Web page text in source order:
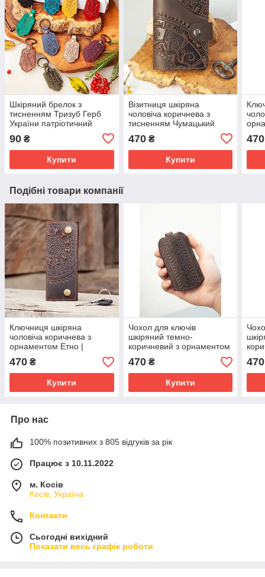
Шкіряний брелок з
тисненням Тризуб Герб
України патріотичний
90 ₴
Купити
Візитниця шкіряна
чоловіча коричнева з
тисненням Чумацький
картхолдер
470₴
Купити
для
470
Подібні товари компанії
Ключниця шкіряна
чоловіча коричнева з
орнаментом Етно |
Шкіряний чохол для
ключів
470 ₴
Купити
Чохол для ключів
шкіряний темно-
коричневий з орнаментом
Вишивка | Ключниця
шкіряна
470₴
Купити
470
Про нас
100% позитивних з 805 відгуків за рік
Працює з 10.11.2022
м. Косів
Косів, Україна
Контакти
Сьогодні вихідний
Показати весь графік роботи